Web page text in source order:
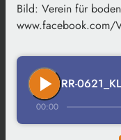
Bild: Verein für
www.facebook.com/
play_arrow RR-
00:00